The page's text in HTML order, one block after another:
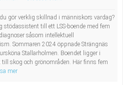
gör verklig skillnad i människors vardag?
stödassistent till ett LSS-boende med fem
såsom intellektuell
Sommaren 2024 öppnade Strängnäs
Stallarholmen. Boendet ligger i
skog och grönområden. Här finns fem
mer